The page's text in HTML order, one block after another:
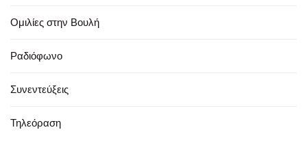
Ομιλίες στην Βουλή
Ραδιόφωνο
Συνεντεύξεις
Τηλεόραση